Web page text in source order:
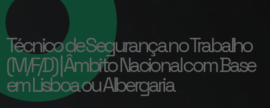
Técnico de Segurança no Trabalho
(M/F/D) | Âmbito Nacional com Base
em Lisboa ou Albergaria